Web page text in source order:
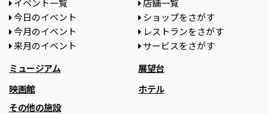
イベント一覧
今日のイベント
今月のイベント
来月のイベント
店舗一覧
ショップをさがす
レストランをさがす
サービスをさがす
ミュージアム
映画館
展望台
ホテル
その他の施設